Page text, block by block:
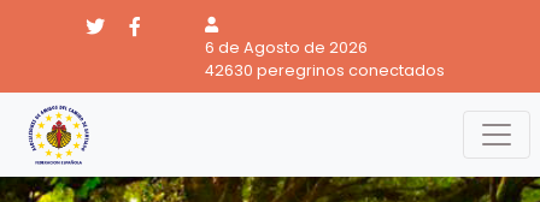
6 de Agosto de 2026
42630 peregrinos conectados